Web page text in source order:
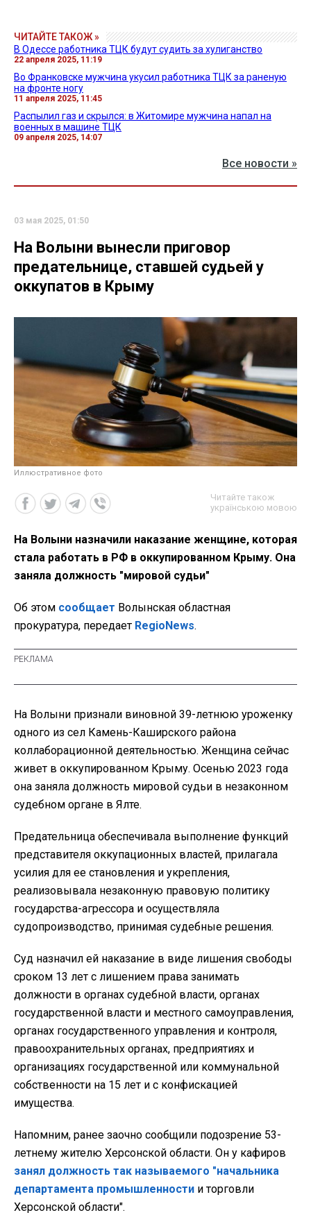
ЧИТАЙТЕ ТАКОЖ »
В Одессе работника ТЦК будут судить за хулиганство
22 апреля 2025, 11:19
Во Франковске мужчина укусил работника ТЦК за раненую
на фронте ногу
11 апреля 2025, 11:45
Распылил газ и скрылся: в Житомире мужчина напал на
военных в машине ТЦК
09 апреля 2025, 14:07
Все новости »
03 мая 2025, 01:50
На Волыни вынесли приговор
предательнице, ставшей судьей у
оккупатов в Крыму
Иллюстративное фото
Читайте також
українською мовою
На Волыни назначили наказание женщине, которая
стала работать в РФ в оккупированном Крыму. Она
заняла должность "мировой судьи"
Об этом сообщает Волынская областная
прокуратура, передает RegioNews.
На Волыни признали виновной 39-летнюю уроженку
одного из сел Камень-Каширского района
коллаборационной деятельностью. Женщина сейчас
живет в оккупированном Крыму. Осенью 2023 года
она заняла должность мировой судьи в незаконном
судебном органе в Ялте.
Предательница обеспечивала выполнение функций
представителя оккупационных властей, прилагала
усилия для ее становления и укрепления,
реализовывала незаконную правовую политику
государства-агрессора и осуществляла
судопроизводство, принимая судебные решения.
Суд назначил ей наказание в виде лишения свободы
сроком 13 лет с лишением права занимать
должности в органах судебной власти, органах
государственной власти и местного самоуправления,
органах государственного управления и контроля,
правоохранительных органах, предприятиях и
организациях государственной или коммунальной
собственности на 15 лет и с конфискацией
имущества.
Напомним, ранее заочно сообщили подозрение 53-
летнему жителю Херсонской области. Он у кафиров
занял должность так называемого "начальника
департамента промышленности и торговли
Херсонской области".